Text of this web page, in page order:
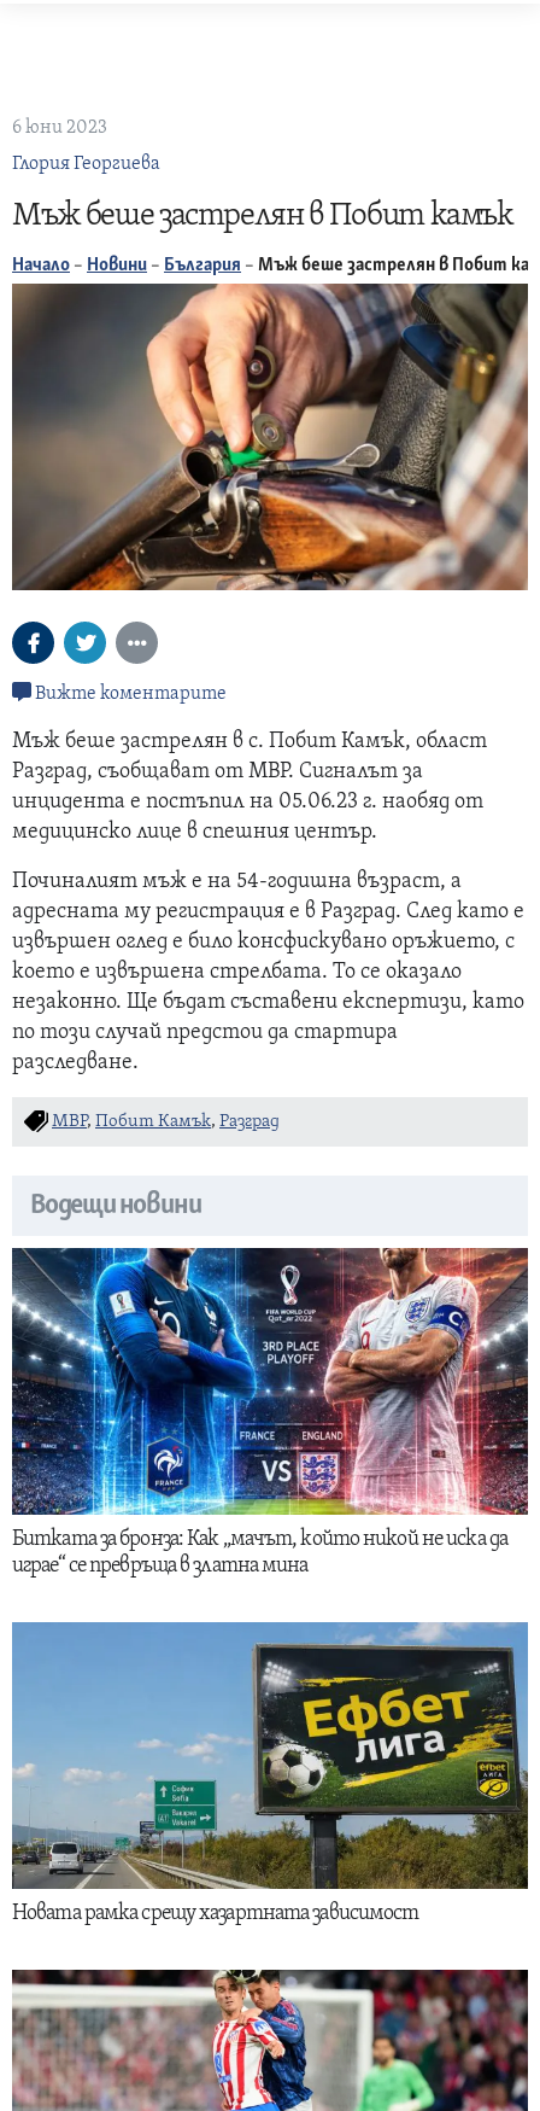
6 юни 2023
Глория Георгиева
Мъж беше застрелян в Побит камък
Начало – Новини – България – Мъж беше застрелян в Побит
Вижте коментарите
Мъж беше застрелян в с. Побит Камък, област
Разград, съобщават от МВР. Сигналът за
инцидента е постъпил на 05.06.23 г. наобяд от
медицинско лице в спешния център.
Починалият мъж е на 54-годишна възраст, а
адресната му регистрация е в Разград. След като е
извършен оглед е било консфискувано оръжието, с
което е извършена стрелбата. То се оказало
незаконно. Ще бъдат съставени експертизи, като
по този случай предстои да стартира
разследване.
МВР, Побит Камък, Разград
Водещи новини
Битката за бронза: Как „мачът, който никой не иска да
играе“ се превръща в златна мина
Новата рамка срещу хазартната зависимост